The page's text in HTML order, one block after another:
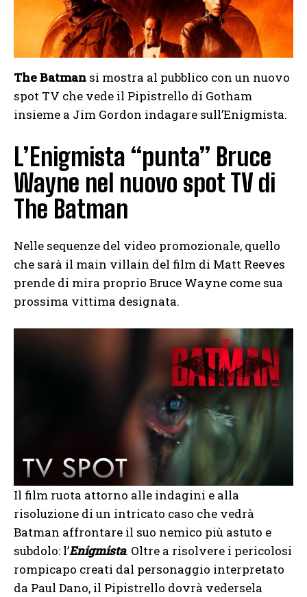
The Batman si mostra al pubblico con un nuovo
spot TV che vede il Pipistrello di Gotham
insieme a Jim Gordon indagare sull’Enigmista.
L’Enigmista “punta” Bruce
Wayne nel nuovo spot TV di
The Batman
Nelle sequenze del video promozionale, quello
che sarà il main villain del film di Matt Reeves
prende di mira proprio Bruce Wayne come sua
prossima vittima designata.
Il film ruota attorno alle indagini e alla
risoluzione di un intricato caso che vedrà
Batman affrontare il suo nemico più astuto e
subdolo: l’Enigmista. Oltre a risolvere i pericolosi
rompicapo creati dal personaggio interpretato
da Paul Dano, il Pipistrello dovrà vedersela